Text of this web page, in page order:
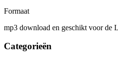
Formaat
mp3 download en geschikt voor de
Categorieën